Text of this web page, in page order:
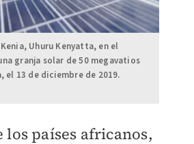
Uhuru Kenyatta, en el
granja solar de 50 megavatios
el 13 de diciembre de 2019.
los países africanos,